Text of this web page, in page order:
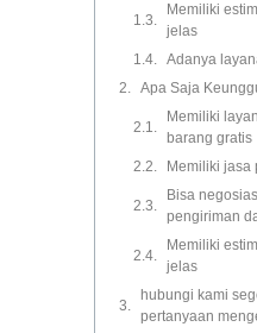
Memiliki
jelas
Adanya
Apa Saja
Memiliki
barang gratis
Memiliki jasa
Bisa
pengiriman
Memiliki
jelas
hubungi kami
pertanyaan